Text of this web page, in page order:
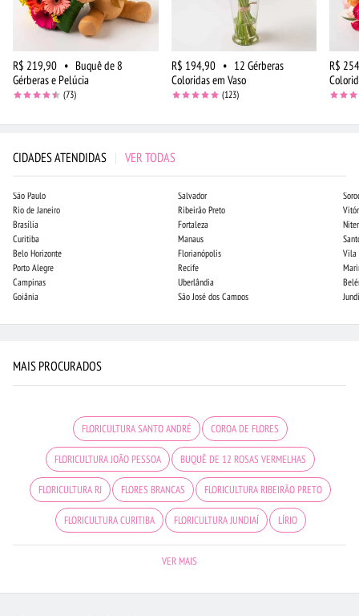
R$ 219,90 • Buquê de 8
Gérberas e Pelúcia
(73)
R$ 194,90 • 12 Gérberas
Coloridas em Vaso
(123)
R$
CIDADES ATENDIDAS | VER TODAS
São Paulo
Rio de Janeiro
Brasília
Curitiba
Belo Horizonte
Porto Alegre
Campinas
Goiânia
Salvador
Ribeirão Preto
Fortaleza
Manaus
Florianópolis
Recife
Uberlândia
São José dos Campos
Vila
MAIS PROCURADOS
FLORICULTURA SANTO ANDRÉ COROA DE FLORES
FLORICULTURA JOÃO PESSOA BUQUÊ DE 12 ROSAS VERMELHAS
FLORICULTURA RJ FLORES BRANCAS FLORICULTURA RIBEIRÃO PRETO
FLORICULTURA CURITIBA FLORICULTURA JUNDIAÍ LÍRIO
VER MAIS